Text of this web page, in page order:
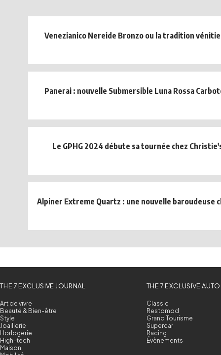
Venezianico Nereide Bronzo ou la tradition
Panerai : nouvelle Submersible Luna Rossa
Le GPHG 2024 débute sa tournée chez
Alpiner Extreme Quartz : une nouvelle baroudeuse
THE 7 EXCLUSIVE JOURNAL
Art de vivre
Beauté & Bien-être
Style
Joaillerie
Horlogerie
High-tech
Maison
THE 7 EXCLUSIVE AUTO
Classic
Restomod
Grand Tourisme
Supercar
Racing
Évènements